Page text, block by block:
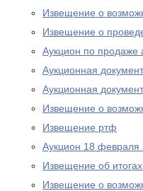
Извещение о
Извещение о
Аукцион по продаже
Аукционная
Аукционная
Извещение о
Извещение ртф
Аукцион 18 февраля
Извещение об
Извещение о